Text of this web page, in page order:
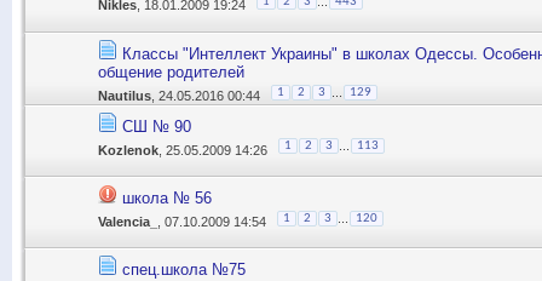
Nikles , 18.01.2009 19:24
Классы "Интеллект Украины" в школах Одессы.
общение родителей
Nautilus , 24.05.2016 00:44 1 2 3 129
СШ № 90
Kozlenok , 25.05.2009 14:26 1 2 3 113
школа № 56
Valencia_ , 07.10.2009 14:54 1 2 3 120
спец.школа №75